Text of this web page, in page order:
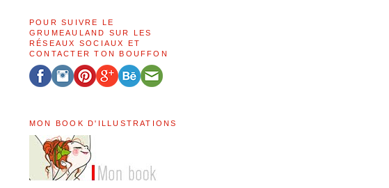
POUR SUIVRE LE
GRUMEAULAND SUR LES
RÉSEAUX SOCIAUX ET
CONTACTER TON BOUFFON
MON BOOK D'ILLUSTRATIONS